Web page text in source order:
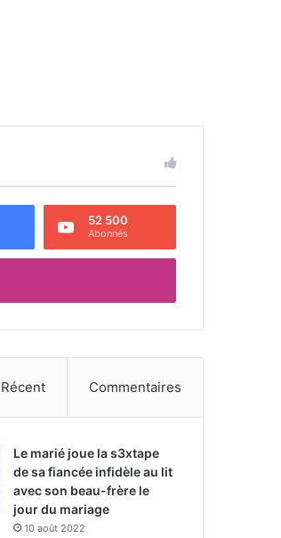
52 500
Abonnés
Récent Commentaires
Le marié joue la s3xtape
de sa fiancée infidèle au lit
avec son beau-frère le
jour du mariage
10 août 2022